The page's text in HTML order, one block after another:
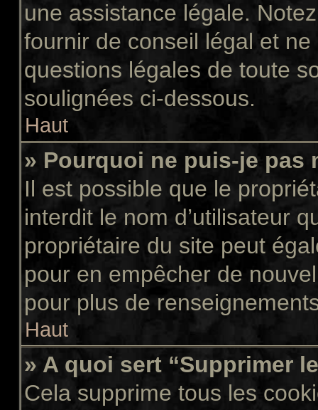
une assistance légale.
fournir de conseil légal et
questions légales de toute
soulignées ci-dessous.
Haut
» Pourquoi ne puis-je pas
Il est possible que le
interdit le nom d’utilisateur
propriétaire du site peut
pour en empêcher de
pour plus de
Haut
» A quoi sert “Supprimer
Cela supprime tous les